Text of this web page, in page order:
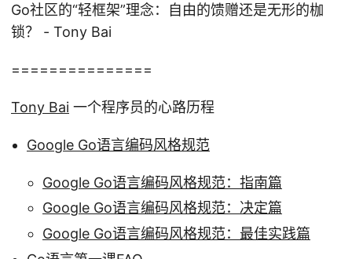
Go社区的“轻框架”理念：自由的馈赠还是无形的枷
锁？ - Tony Bai
===============
Tony Bai 一个程序员的心路历程
Google Go语言编码风格规范
Google Go语言编码风格规范：指南篇
Google Go语言编码风格规范：决定篇
Google Go语言编码风格规范：最佳实践篇